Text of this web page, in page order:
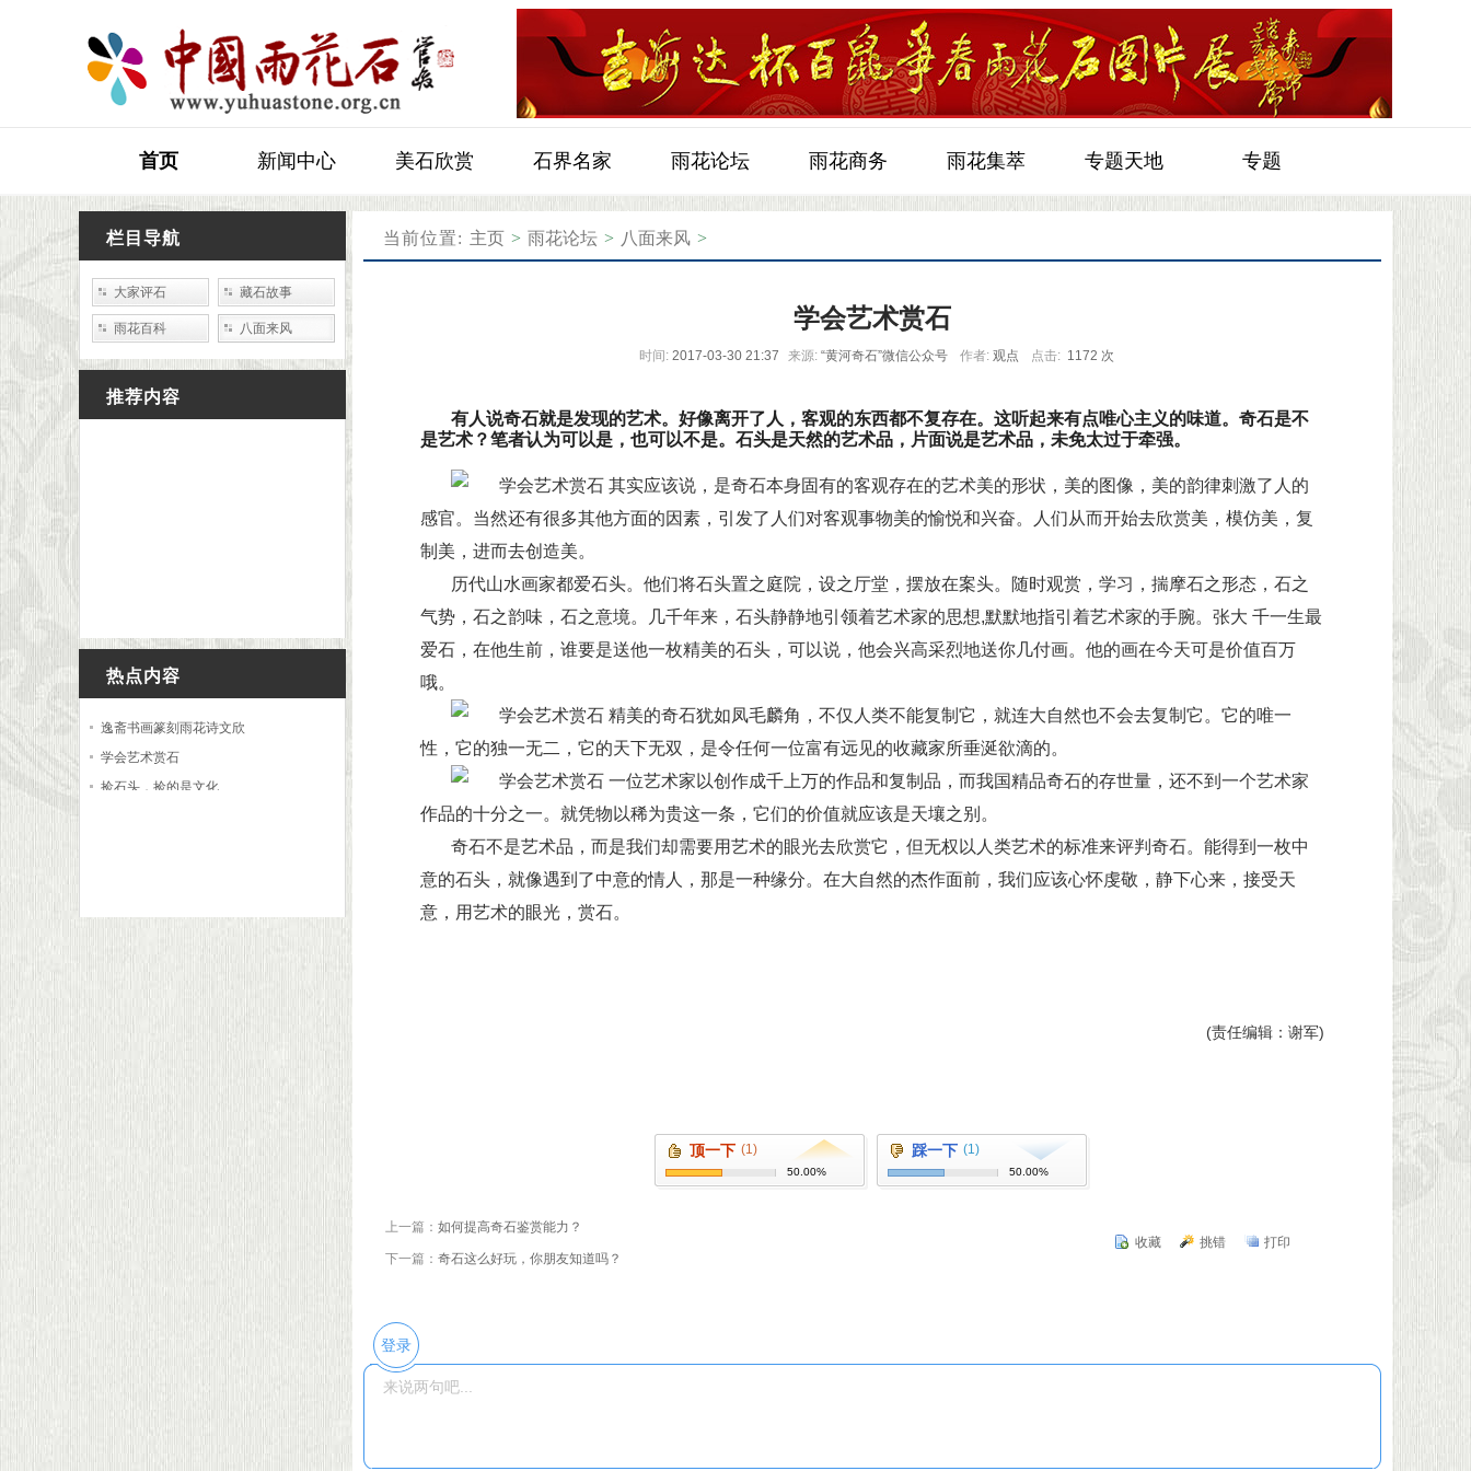
首页 新闻中心 美石欣赏 石界名家 雨花论坛 雨花商务 雨花集萃 专题天地 专题
石友交流
当前位置: 主页 > 雨花论坛 > 八面来风 >
学会艺术赏石
时间: 2017-03-30 21:37 来源: “黄河奇石”微信公众号 作者: 观点 点击: 1172 次
有人说奇石就是发现的艺术。好像离开了人，客观的东西都不复存在。这听起来有点唯心主义的味道。奇石是不
是艺术？笔者认为可以是，也可以不是。石头是天然的艺术品，片面说是艺术品，未免太过于牵强。
其实应该说，是奇石本身固有的客观存在的艺术美的形状，美的图像，美的韵律刺激了人的
感官。当然还有很多其他方面的因素，引发了人们对客观事物美的愉悦和兴奋。人们从而开始去欣赏美，模仿美，复
制美，进而去创造美。
历代山水画家都爱石头。他们将石头置之庭院，设之厅堂，摆放在案头。随时观赏，学习，揣摩石之形态，石之
气势，石之韵味，石之意境。几千年来，石头静静地引领着艺术家的思想,默默地指引着艺术家的手腕。张大 千一生最
爱石，在他生前，谁要是送他一枚精美的石头，可以说，他会兴高采烈地送你几付画。他的画在今天可是价值百万
哦。
精美的奇石犹如凤毛麟角，不仅人类不能复制它，就连大自然也不会去复制它。它的唯一
性，它的独一无二，它的天下无双，是令任何一位富有远见的收藏家所垂涎欲滴的。
一位艺术家以创作成千上万的作品和复制品，而我国精品奇石的存世量，还不到一个艺术家
作品的十分之一。就凭物以稀为贵这一条，它们的价值就应该是天壤之别。
奇石不是艺术品，而是我们却需要用艺术的眼光去欣赏它，但无权以人类艺术的标准来评判奇石。能得到一枚中
意的石头，就像遇到了中意的情人，那是一种缘分。在大自然的杰作面前，我们应该心怀虔敬，静下心来，接受天
意，用艺术的眼光，赏石。
(责任编辑：谢军)
顶一下 (1)
50.00%
踩一下 (1)
50.00%
上一篇： 如何提高奇石鉴赏能力？
下一篇： 奇石这么好玩，你朋友知道吗？
收藏 挑错 打印
登录
栏目导航
大家评石 藏石故事
雨花百科 八面来风
推荐内容
热点内容
逸斋书画篆刻雨花诗文欣
学会艺术赏石
捡石头，捡的是文化